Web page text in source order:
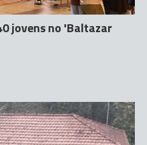
jovens no 'Baltazar